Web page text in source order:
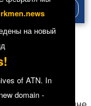
меню
на новый
of ATN. In
domain -